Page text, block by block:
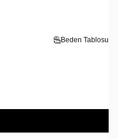
Beden Tablosu